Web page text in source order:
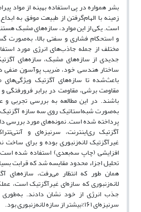
بشر همواره در پی استفاده بهینه از مواد
زمینه با الهام‌گرفتن از طبیعت موفق به
است. یکی از این موارد، سازه‌های مشبک
و استحکام فشاری و سفتی بالا، به‌صورت
مختلف از جمله جاذب‌های انرژی مورد
جدیدی از سازه‌های مشبک، سازه‌های
ساختار هندسی خود، ضریب پوآسون منفی
باعث‌شده تا سازه‌های آگزتیک
مقاومت برشی، مقاومت در برابر فرورفتگی
باشند. در این مطالعه به بررسی تجربی و
به‌صورت شبه‌استاتیک روی سه سازه
پرداخته شده است. نمونه‌های مورد بررسی
آگزتیک ری‌اینترنت، سرنیزه‌ای و
غیرآگزتیک لانه‌زنبوری بوده و برای
افزایشی (چاپ سه‌بعدی) استفاده شده است و
تحلیل اجزاء محدود مقایسه شد که قرابت
همان طور که انتظار می‌رفت، سازه‌های
لانه‌زنبوری که سازه‌ای غیرآگزتیک است،
جذب انرژی از خود نشان دادند.
سرنیزه‌ای ۱۶۱%بیشتر از سازه لانه‌زنبوری بود.